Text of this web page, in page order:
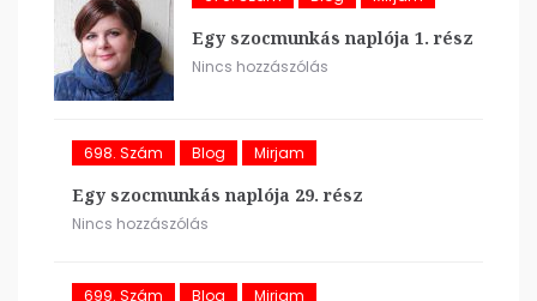
Egy szocmunkás naplója 1. rész
Nincs hozzászólás
698. Szám Blog Mirjam
Egy szocmunkás naplója 29. rész
Nincs hozzászólás
699. Szám Blog Mirjam